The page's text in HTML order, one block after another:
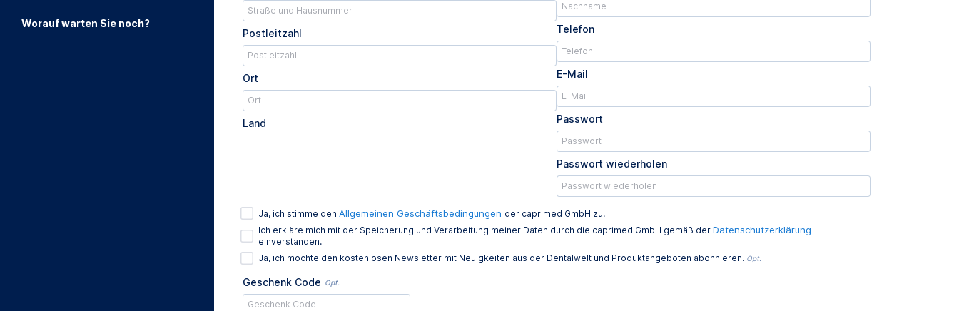
Worauf warten Sie noch?
Postleitzahl
Ort
Land
Telefon
E-Mail
Passwort
Passwort wiederholen
Ja, ich stimme den Allgemeinen Geschäftsbedingungen der caprimed GmbH zu.
Ich erkläre mich mit der Speicherung und Verarbeitung meiner Daten durch die caprimed GmbH gemäß der Datenschutzerklärung
einverstanden.
Ja, ich möchte den kostenlosen Newsletter mit Neuigkeiten aus der Dentalwelt und Produktangeboten abonnieren. Opt.
Geschenk Code Opt.